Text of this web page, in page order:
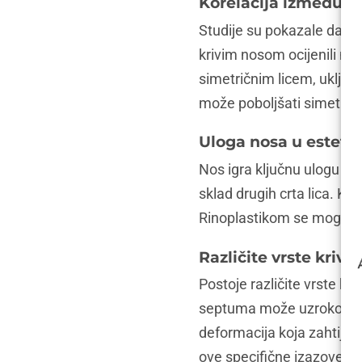
Studije su pokazale da
krivim nosom ocijenili
simetričnim licem,
može poboljšati
Uloga nosa u
Nos igra ključnu ulogu u
sklad drugih crta lica.
Rinoplastikom se mogu
Različite vrste
Postoje različite vrste
septuma može
deformacija koja
ove specifične izazove i